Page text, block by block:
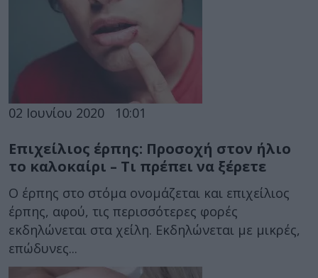
02 Ιουνίου 2020 10:01
Επιχείλιος έρπης: Προσοχή στον ήλιο
το καλοκαίρι – Τι πρέπει να ξέρετε
Ο έρπης στο στόμα ονομάζεται και επιχείλιος
έρπης, αφού, τις περισσότερες φορές
εκδηλώνεται στα χείλη. Εκδηλώνεται με μικρές,
επώδυνες...